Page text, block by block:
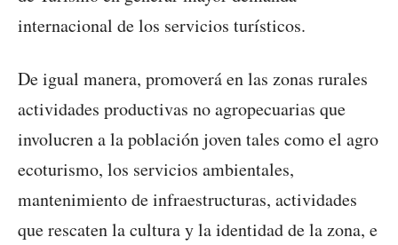
internacional de los servicios turísticos.
De igual manera, promoverá en las zonas rurales
actividades productivas no agropecuarias que
involucren a la población joven tales como el agro
ecoturismo, los servicios ambientales,
mantenimiento de infraestructuras, actividades
que rescaten la cultura y la identidad de la zona, e